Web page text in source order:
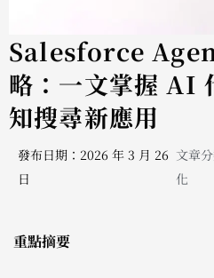
Salesforce
略：一文掌握 AI
知搜尋新應用
發布日期：2026 年 3 月 26
日
文章分
化
重點摘要